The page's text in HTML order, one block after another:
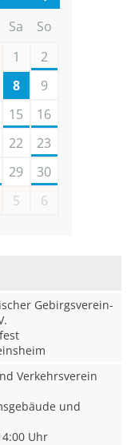
Sa
So
1
2
8
9
15
16
22
23
29
30
5 6
Gebirgsverein-
Verkehrsverein
und
Uhr